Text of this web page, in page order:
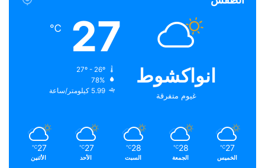
انواكشوط
غيوم متفرقة
27
℃
78%
5.99 كيلومتر/ساعة
27
℃
الخميس
28
℃
الجمعة
28
℃
السبت
27
℃
الأحد
27
℃
الأثنين